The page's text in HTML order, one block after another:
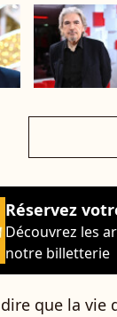
Réservez
Découvrez les
notre billetterie
que la vie